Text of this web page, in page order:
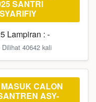
SANTRI
Lampiran : -
40642 kali
CALON
ASY-